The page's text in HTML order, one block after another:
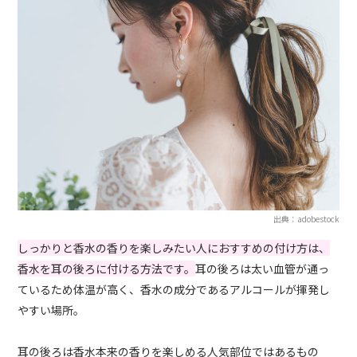
出典：adobestock
しっかりと香水の香りを楽しみたい人におすすめの付け方は、
香水を耳の後ろに付ける方法です。耳の後ろは太い血管が通っ
ているため体温が高く、香水の成分であるアルコールが揮発し
やすい場所。
耳の後ろは香水本来の香りを楽しめる人気部位ではあるもの